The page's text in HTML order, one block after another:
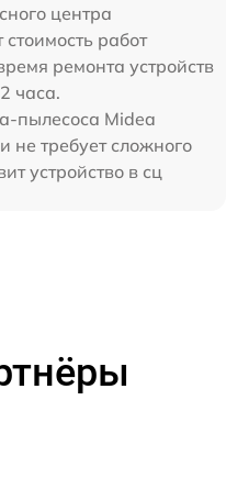
центра
работ
ремонта устройств
часа.
пылесоса Midea
не требует сложного
устройство в сц